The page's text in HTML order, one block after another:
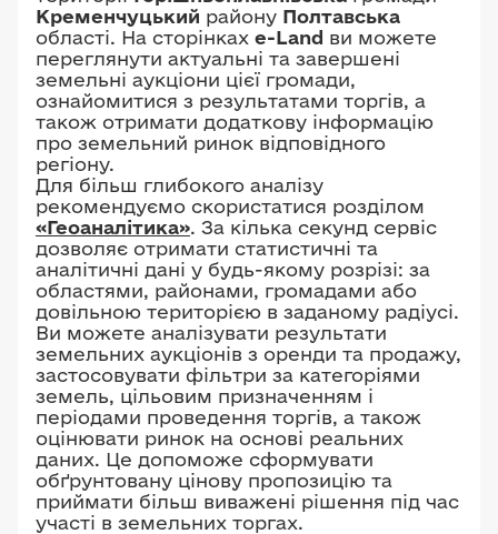
Кременчуцький району Полтавська
області. На сторінках e-Land ви можете
переглянути актуальні та завершені
земельні аукціони цієї громади,
ознайомитися з результатами торгів, а
також отримати додаткову інформацію
про земельний ринок відповідного
регіону.
Для більш глибокого аналізу
рекомендуємо скористатися розділом
«Геоаналітика». За кілька секунд сервіс
дозволяє отримати статистичні та
аналітичні дані у будь-якому розрізі: за
областями, районами, громадами або
довільною територією в заданому радіусі.
Ви можете аналізувати результати
земельних аукціонів з оренди та продажу,
застосовувати фільтри за категоріями
земель, цільовим призначенням і
періодами проведення торгів, а також
оцінювати ринок на основі реальних
даних. Це допоможе сформувати
обґрунтовану цінову пропозицію та
приймати більш виважені рішення під час
участі в земельних торгах.